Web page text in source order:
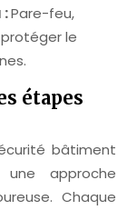
:Pare-feu,
le
étapes
bâtiment
approche
Chaque